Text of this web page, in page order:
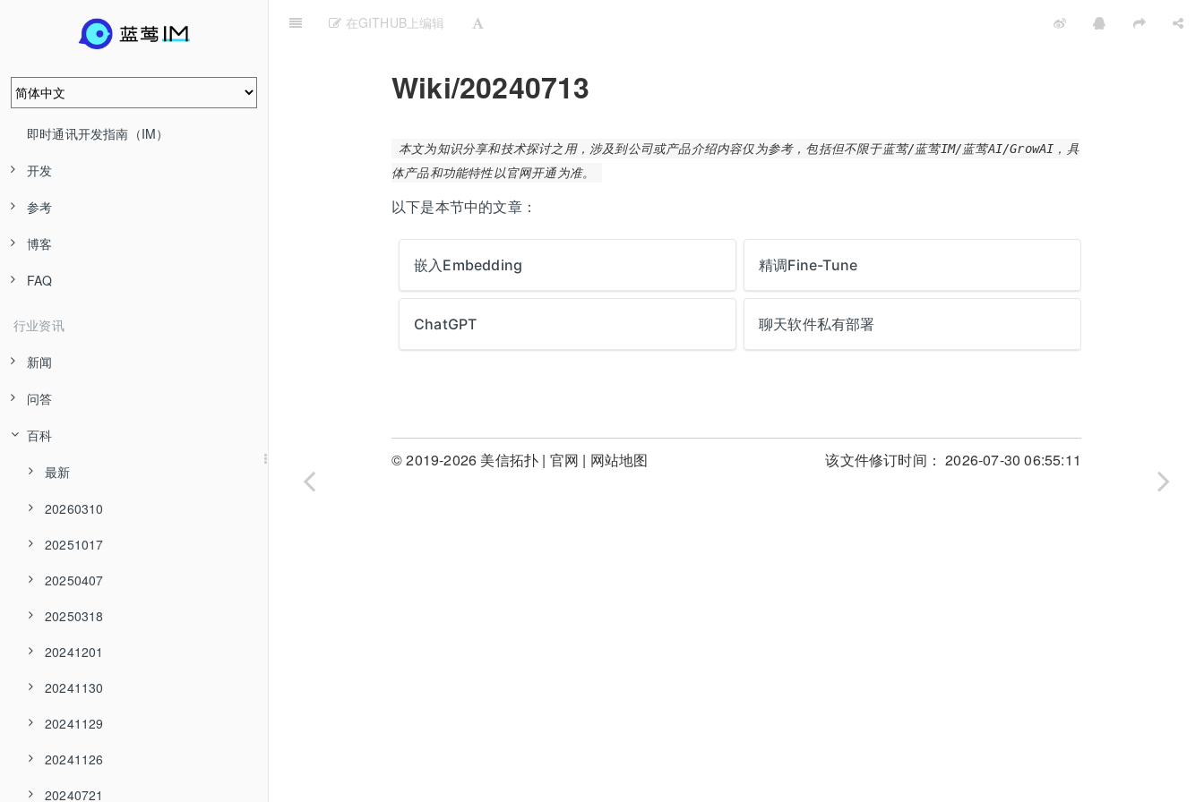
即时通讯开发指南（IM）
开发
参考
博客
FAQ
行业资讯
新闻
问答
百科
最新
20260310
20251017
20250407
20250318
20241201
20241130
20241129
20241126
20240721
在GITHUB上编辑
Wiki/20240713
本文为知识分享和技术探讨之用，涉及到公司或产品介绍内容仅为参考，包括但不限于蓝莺/蓝莺IM/蓝莺AI/GrowAI，具
体产品和功能特性以官网开通为准。
以下是本节中的文章：
嵌入Embedding 精调Fine-Tune
ChatGPT 聊天软件私有部署
© 2019-2026 美信拓扑 | 官网 | 网站地图 该文件修订时间： 2026-07-30 06:55:11